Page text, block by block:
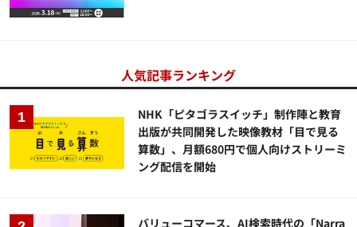
人気記事ランキング
NHK「ピタゴラスイッチ」制作陣と教育
出版が共同開発した映像教材「目で見る
算数」、月額680円で個人向けストリーミ
ング配信を開始
バリューコマース、AI検索時代の「Narra